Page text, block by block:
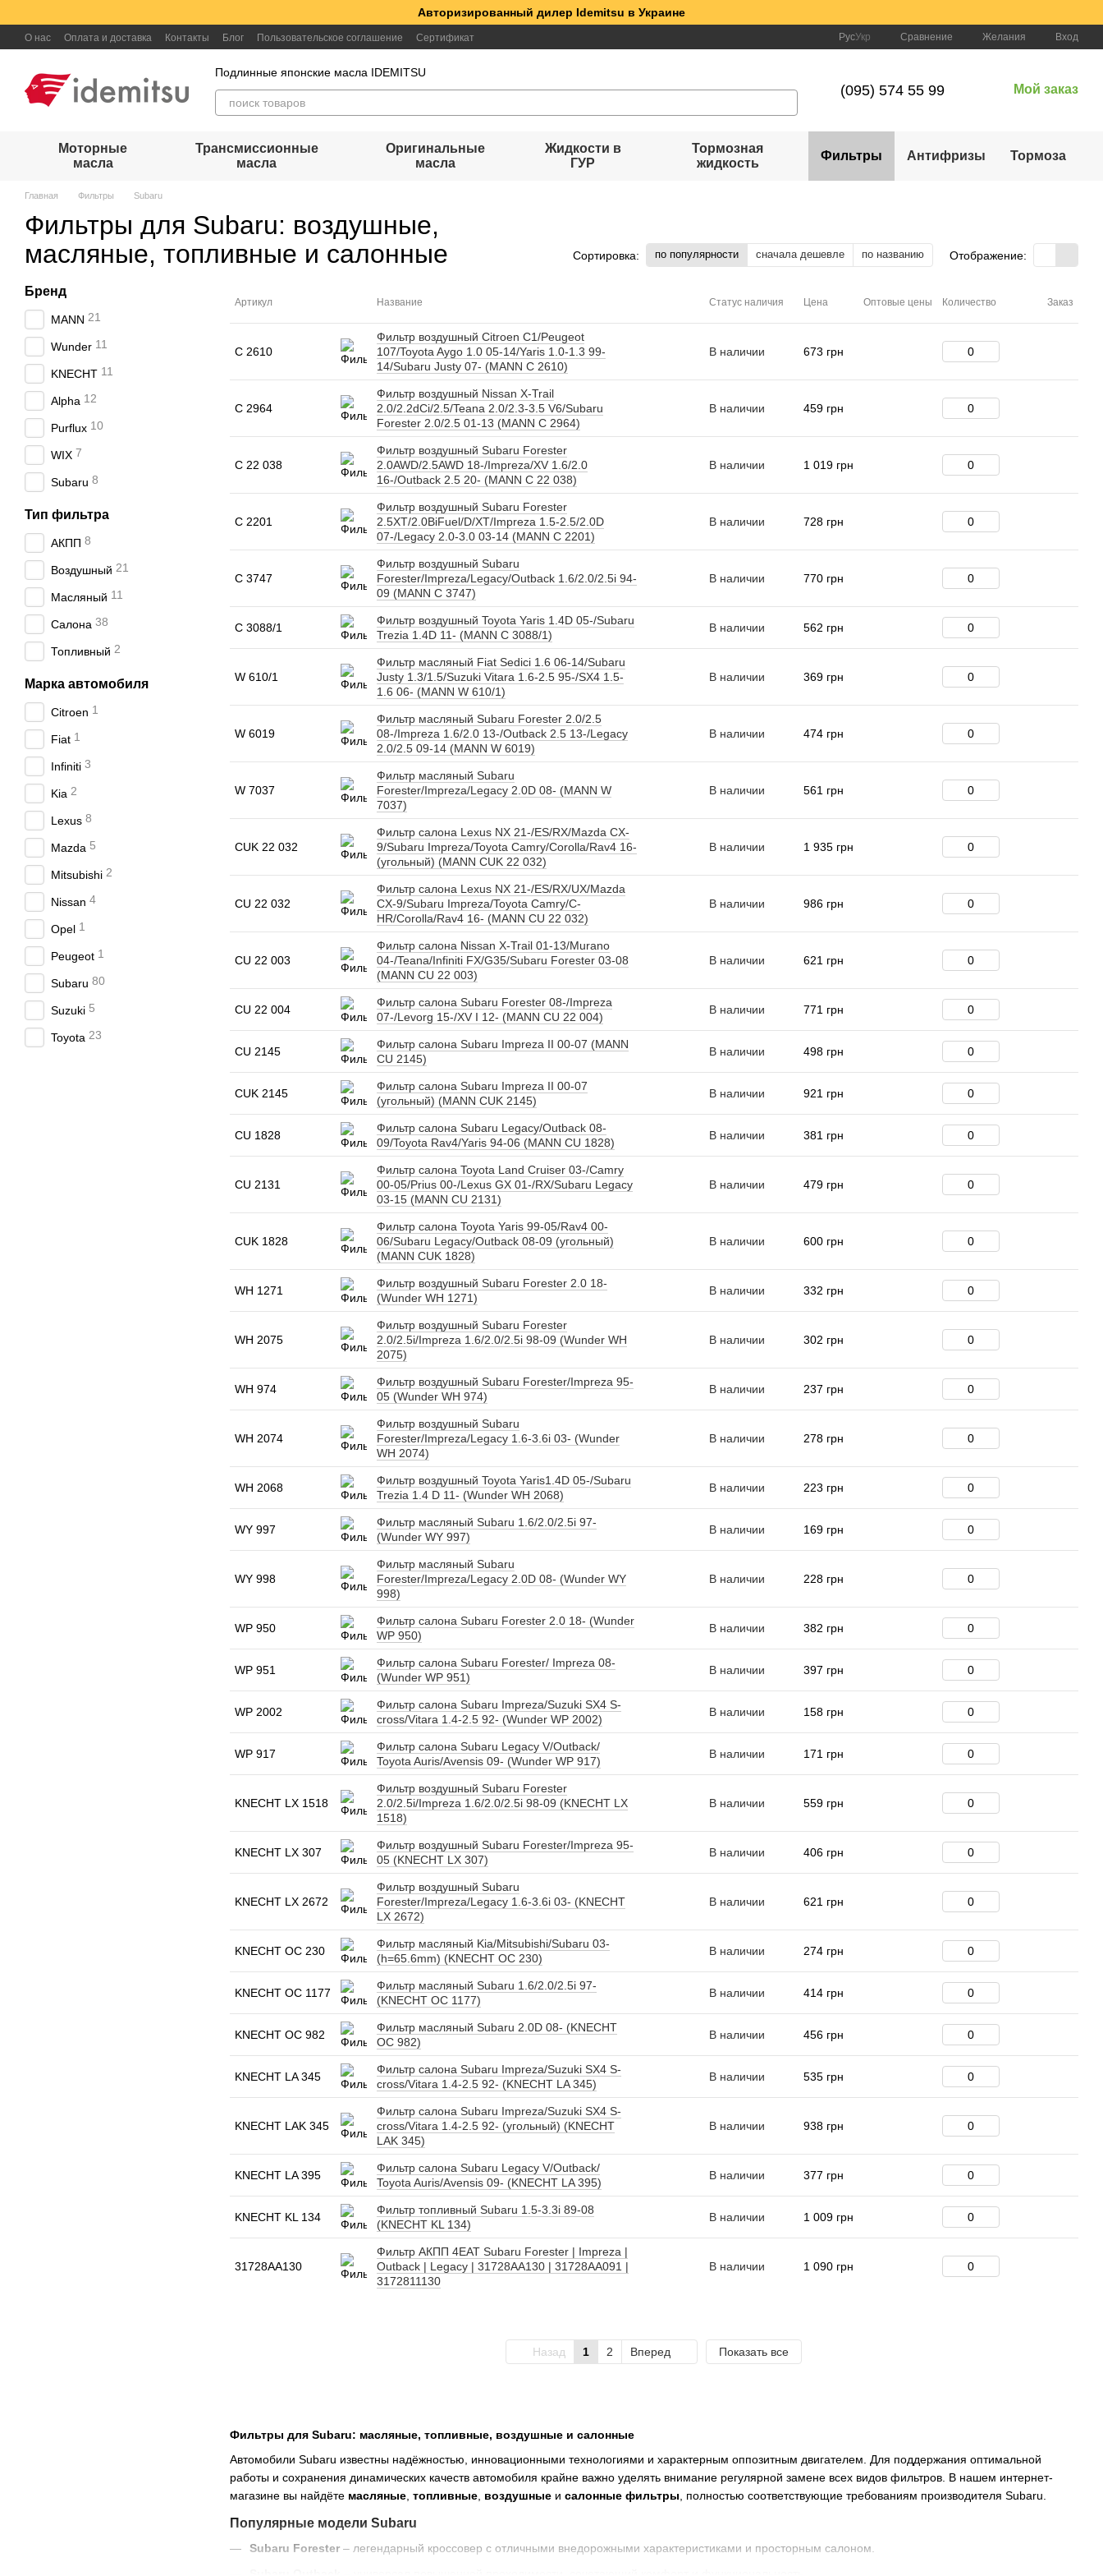
Авторизированный дилер Idemitsu в Украине
О нас Оплата и доставка Контакты Блог Пользовательское соглашение Сертификат РусУкр Сравнение Желания Вход
Подлинные японские масла IDEMITSU
(095) 574 55 99 Мой заказ
Моторные
масла
Трансмиссионные
масла
Оригинальные
масла
Жидкости в
ГУР
Тормозная
жидкость
Фильтры Антифризы Тормоза
Главная Фильтры Subaru
Фильтры для Subaru: воздушные,
масляные, топливные и салонные
Сортировка: по популярности сначала дешевле по названию Отображение:
Фильтры для Subaru: масляные, топливные, воздушные и салонные
Автомобили Subaru известны надёжностью, инновационными технологиями и характерным оппозитным двигателем. Для поддержания оптимальной
работы и сохранения динамических качеств автомобиля крайне важно уделять внимание регулярной замене всех видов фильтров. В нашем интернет-
магазине вы найдёте масляные, топливные, воздушные и салонные фильтры, полностью соответствующие требованиям производителя Subaru.
Популярные модели Subaru
Subaru Forester – легендарный кроссовер с отличными внедорожными характеристиками и просторным салоном.
Артикул Название Статус наличия Цена Оптовые цены Количество Заказ
C 2610
Фильтр воздушный Citroen C1/Peugeot
107/Toyota Aygo 1.0 05-14/Yaris 1.0-1.3 99-
14/Subaru Justy 07- (MANN C 2610)
В наличии 673 грн
C 2964
Фильтр воздушный Nissan X-Trail
2.0/2.2dCi/2.5/Teana 2.0/2.3-3.5 V6/Subaru
Forester 2.0/2.5 01-13 (MANN C 2964)
В наличии 459 грн
C 22 038
Фильтр воздушный Subaru Forester
2.0AWD/2.5AWD 18-/Impreza/XV 1.6/2.0
16-/Outback 2.5 20- (MANN C 22 038)
В наличии 1 019 грн
C 2201
Фильтр воздушный Subaru Forester
2.5XT/2.0BiFuel/D/XT/Impreza 1.5-2.5/2.0D
07-/Legacy 2.0-3.0 03-14 (MANN C 2201)
В наличии 728 грн
C 3747
Фильтр воздушный Subaru
Forester/Impreza/Legacy/Outback 1.6/2.0/2.5i 94-
09 (MANN C 3747)
В наличии 770 грн
C 3088/1
Фильтр воздушный Toyota Yaris 1.4D 05-/Subaru
Trezia 1.4D 11- (MANN C 3088/1)
В наличии 562 грн
W 610/1
Фильтр масляный Fiat Sedici 1.6 06-14/Subaru
Justy 1.3/1.5/Suzuki Vitara 1.6-2.5 95-/SX4 1.5-
1.6 06- (MANN W 610/1)
В наличии 369 грн
W 6019
Фильтр масляный Subaru Forester 2.0/2.5
08-/Impreza 1.6/2.0 13-/Outback 2.5 13-/Legacy
2.0/2.5 09-14 (MANN W 6019)
В наличии 474 грн
W 7037
Фильтр масляный Subaru
Forester/Impreza/Legacy 2.0D 08- (MANN W
7037)
В наличии 561 грн
CUK 22 032
Фильтр салона Lexus NX 21-/ES/RX/Mazda CX-
9/Subaru Impreza/Toyota Camry/Corolla/Rav4 16-
(угольный) (MANN CUK 22 032)
В наличии 1 935 грн
CU 22 032
Фильтр салона Lexus NX 21-/ES/RX/UX/Mazda
CX-9/Subaru Impreza/Toyota Camry/C-
HR/Corolla/Rav4 16- (MANN CU 22 032)
В наличии 986 грн
CU 22 003
Фильтр салона Nissan X-Trail 01-13/Murano
04-/Teana/Infiniti FX/G35/Subaru Forester 03-08
(MANN CU 22 003)
В наличии 621 грн
CU 22 004
Фильтр салона Subaru Forester 08-/Impreza
07-/Levorg 15-/XV I 12- (MANN CU 22 004)
В наличии 771 грн
CU 2145
Фильтр салона Subaru Impreza II 00-07 (MANN
CU 2145)
В наличии 498 грн
CUK 2145
Фильтр салона Subaru Impreza II 00-07
(угольный) (MANN CUK 2145)
В наличии 921 грн
CU 1828
Фильтр салона Subaru Legacy/Outback 08-
09/Toyota Rav4/Yaris 94-06 (MANN CU 1828)
В наличии 381 грн
CU 2131
Фильтр салона Toyota Land Cruiser 03-/Camry
00-05/Prius 00-/Lexus GX 01-/RX/Subaru Legacy
03-15 (MANN CU 2131)
В наличии 479 грн
CUK 1828
Фильтр салона Toyota Yaris 99-05/Rav4 00-
06/Subaru Legacy/Outback 08-09 (угольный)
(MANN CUK 1828)
В наличии 600 грн
WH 1271
Фильтр воздушный Subaru Forester 2.0 18-
(Wunder WH 1271)
В наличии 332 грн
WH 2075
Фильтр воздушный Subaru Forester
2.0/2.5i/Impreza 1.6/2.0/2.5i 98-09 (Wunder WH
2075)
В наличии 302 грн
WH 974
Фильтр воздушный Subaru Forester/Impreza 95-
05 (Wunder WH 974)
В наличии 237 грн
WH 2074
Фильтр воздушный Subaru
Forester/Impreza/Legacy 1.6-3.6i 03- (Wunder
WH 2074)
В наличии 278 грн
WH 2068
Фильтр воздушный Toyota Yaris1.4D 05-/Subaru
Trezia 1.4 D 11- (Wunder WH 2068)
В наличии 223 грн
WY 997
Фильтр масляный Subaru 1.6/2.0/2.5i 97-
(Wunder WY 997)
В наличии 169 грн
WY 998
Фильтр масляный Subaru
Forester/Impreza/Legacy 2.0D 08- (Wunder WY
998)
В наличии 228 грн
WP 950
Фильтр салона Subaru Forester 2.0 18- (Wunder
WP 950)
В наличии 382 грн
WP 951
Фильтр салона Subaru Forester/ Impreza 08-
(Wunder WP 951)
В наличии 397 грн
WP 2002
Фильтр салона Subaru Impreza/Suzuki SX4 S-
cross/Vitara 1.4-2.5 92- (Wunder WP 2002)
В наличии 158 грн
WP 917
Фильтр салона Subaru Legacy V/Outback/
Toyota Auris/Avensis 09- (Wunder WP 917)
В наличии 171 грн
KNECHT LX 1518
Фильтр воздушный Subaru Forester
2.0/2.5i/Impreza 1.6/2.0/2.5i 98-09 (KNECHT LX
1518)
В наличии 559 грн
KNECHT LX 307
Фильтр воздушный Subaru Forester/Impreza 95-
05 (KNECHT LX 307)
В наличии 406 грн
KNECHT LX 2672
Фильтр воздушный Subaru
Forester/Impreza/Legacy 1.6-3.6i 03- (KNECHT
LX 2672)
В наличии 621 грн
KNECHT OC 230
Фильтр масляный Kia/Mitsubishi/Subaru 03-
(h=65.6mm) (KNECHT OC 230)
В наличии 274 грн
KNECHT OC 1177
Фильтр масляный Subaru 1.6/2.0/2.5i 97-
(KNECHT OC 1177)
В наличии 414 грн
KNECHT OC 982
Фильтр масляный Subaru 2.0D 08- (KNECHT
OC 982)
В наличии 456 грн
KNECHT LA 345
Фильтр салона Subaru Impreza/Suzuki SX4 S-
cross/Vitara 1.4-2.5 92- (KNECHT LA 345)
В наличии 535 грн
KNECHT LAK 345
Фильтр салона Subaru Impreza/Suzuki SX4 S-
cross/Vitara 1.4-2.5 92- (угольный) (KNECHT
LAK 345)
В наличии 938 грн
KNECHT LA 395
Фильтр салона Subaru Legacy V/Outback/
Toyota Auris/Avensis 09- (KNECHT LA 395)
В наличии 377 грн
KNECHT KL 134
Фильтр топливный Subaru 1.5-3.3i 89-08
(KNECHT KL 134)
В наличии 1 009 грн
31728AA130
Фильтр АКПП 4EAT Subaru Forester | Impreza |
Outback | Legacy | 31728AA130 | 31728AA091 |
3172811130
В наличии 1 090 грн
Назад 1 2 Вперед Показать все
Бренд
MANN 21
Wunder 11
KNECHT 11
Alpha 12
Purflux 10
WIX 7
Subaru 8
Тип фильтра
АКПП 8
Воздушный 21
Масляный 11
Салона 38
Топливный 2
Марка автомобиля
Citroen 1
Fiat 1
Infiniti 3
Kia 2
Lexus 8
Mazda 5
Mitsubishi 2
Nissan 4
Opel 1
Peugeot 1
Subaru 80
Suzuki 5
Toyota 23